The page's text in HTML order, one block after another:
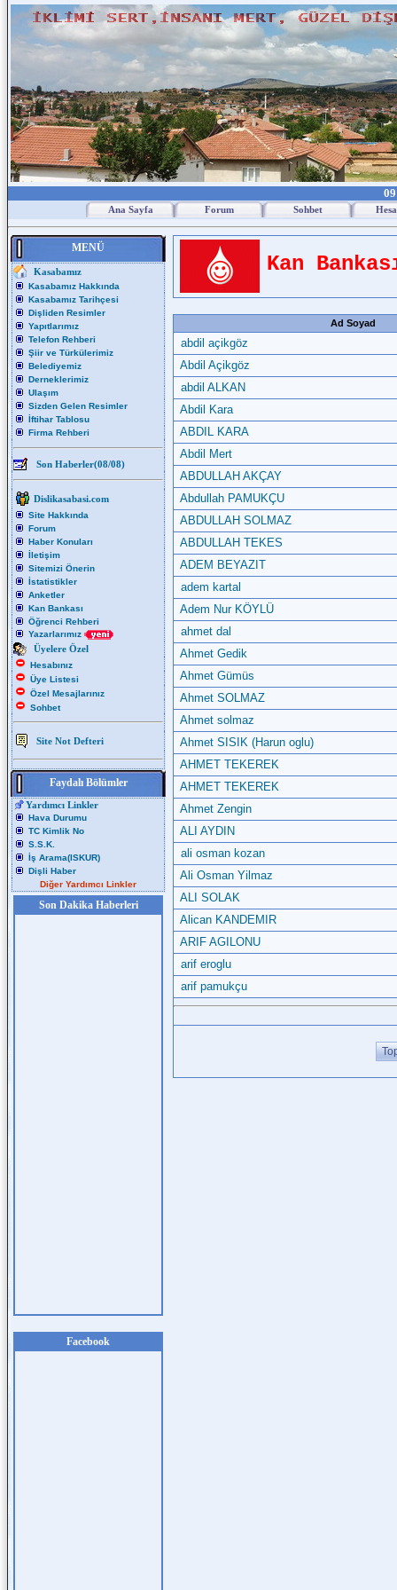
Ana Sayfa Forum Sohbet
MENÜ
Kasabamız
Kasabamız Hakkında
Kasabamız Tarihçesi
Dişliden Resimler
Yapıtlarımız
Telefon Rehberi
Şiir ve Türkülerimiz
Belediyemiz
Derneklerimiz
Ulaşım
Sizden Gelen Resimler
İftihar Tablosu
Firma Rehberi
Son Haberler(08/08)
Dislikasabasi.com
Site Hakkında
Forum
Haber Konuları
İletişim
Sitemizi Önerin
İstatistikler
Anketler
Kan Bankası
Öğrenci Rehberi
Yazarlarımız
Üyelere Özel
Hesabınız
Üye Listesi
Özel Mesajlarınız
Sohbet
Site Not Defteri
Faydalı Bölümler
Yardımcı Linkler
Hava Durumu
TC Kimlik No
S.S.K.
İş Arama(ISKUR)
Dişli Haber
Diğer Yardımcı Linkler
Son Dakika Haberleri
Facebook
Kan
Ad Soyad
abdil açikgöz
Abdil Açikgöz
abdil ALKAN
Abdil Kara
ABDIL KARA
Abdil Mert
ABDULLAH AKÇAY
Abdullah PAMUKÇU
ABDULLAH SOLMAZ
ABDULLAH TEKES
ADEM BEYAZIT
adem kartal
Adem Nur KÖYLÜ
ahmet dal
Ahmet Gedik
Ahmet Gümüs
Ahmet SOLMAZ
Ahmet solmaz
Ahmet SISIK (Harun oglu)
AHMET TEKEREK
AHMET TEKEREK
Ahmet Zengin
ALI AYDIN
ali osman kozan
Ali Osman Yilmaz
ALI SOLAK
Alican KANDEMIR
ARIF AGILONU
arif eroglu
arif pamukçu